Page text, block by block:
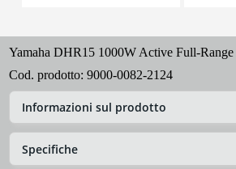
Yamaha DHR15 1000W Active Full-Range
Cod. prodotto: 9000-0082-2124
Informazioni sul prodotto
Specifiche